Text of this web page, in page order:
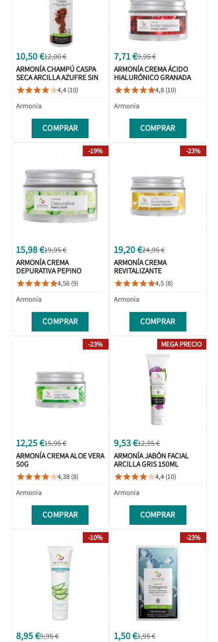
10,50 €12,00 €
ARMONÍA CHAMPÚ CASPA
SECA ARCILLA AZUFRE SIN
SULFATOS 250 ML
4,4 (10)
Armonia
COMPRAR
7,71 €9,95 €
ARMONÍA CREMA ÁCIDO
HIALURÓNICO GRANADA
COLÁGENO 50ML
4,8 (10)
Armonia
COMPRAR
15,98 €19,95 €
ARMONÍA CREMA
DEPURATIVA PEPINO
KARITÉ 50ML
4,56 (9)
Armonia
COMPRAR
-19%
19,20 €24,95 €
ARMONÍA CREMA
REVITALIZANTE
ISOFLAVONAS COENZIMA
Q10 50ML
4,5 (8)
Armonia
COMPRAR
-23%
12,25 €15,95 €
ARMONÍA CREMA ALOE VERA
50G
4,38 (8)
Armonia
COMPRAR
-23%
9,53 €12,95 €
ARMONÍA JABÓN FACIAL
ARCILLA GRIS 150ML
4,4 (10)
Armonia
COMPRAR
MEGA PRECIO
8,95 €9,95 €
-10%
1,50 €1,95 €
-23%